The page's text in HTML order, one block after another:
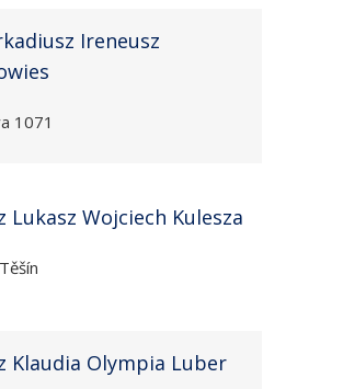
Ireneusz
1071
Lukasz Wojciech Kulesza
Klaudia Olympia Luber